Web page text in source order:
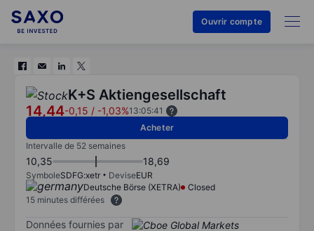
Ouvrir compte
K+S Aktiengesellschaft
14,44-0,15 / -1,03%13:05:41
Acheter
Intervalle de 52 semaines
10,35 18,69
SymboleSDFG:xetr DeviseEUR
Deutsche Börse (XETRA)
Closed
15 minutes différées
Données fournies par